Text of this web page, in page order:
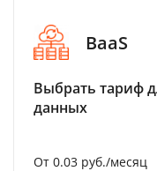
BaaS
Выбрать тариф
данных
От 0.03 руб./месяц